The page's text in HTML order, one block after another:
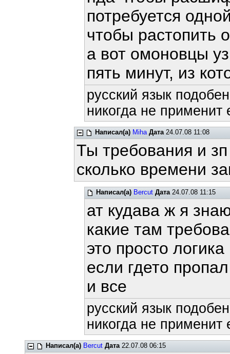
потребуется
чтобы растопить
а вот омоновцы
пять минут, из
русский язык
никогда не применит
Написал(а) Miha Дата24.07.08 11:08
Ты требования и
сколько времени
Написал(а) Bercut Дата24.07.08 11:15
ат кудава ж я
какие там
это просто логика
если гдето
и все
русский язык
никогда не применит
Написал(а) Bercut Дата22.07.08 06:15